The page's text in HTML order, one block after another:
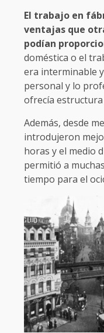
El trabajo en
ventajas que
podían
doméstica o el
era interminable
personal y lo
ofrecía
Además, desde
introdujeron
horas y el medio
permitió a
tiempo para el